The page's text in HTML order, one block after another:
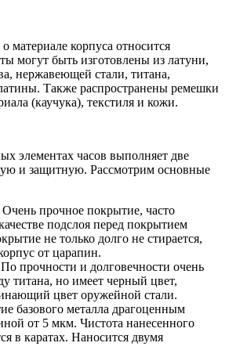
материале корпуса относится
могут быть изготовлены из латуни,
нержавеющей стали, титана,
Также распространены ремешки
(каучука), текстиля и кожи.
элементах часов выполняет две
и защитную. Рассмотрим основные
прочное покрытие, часто
подслоя перед покрытием
не только долго не стирается,
от царапин.
прочности и долговечности очень
титана, но имеет черный цвет,
цвет оружейной стали.
базового металла драгоценным
от 5 мкм. Чистота нанесенного
в каратах. Наносится двумя